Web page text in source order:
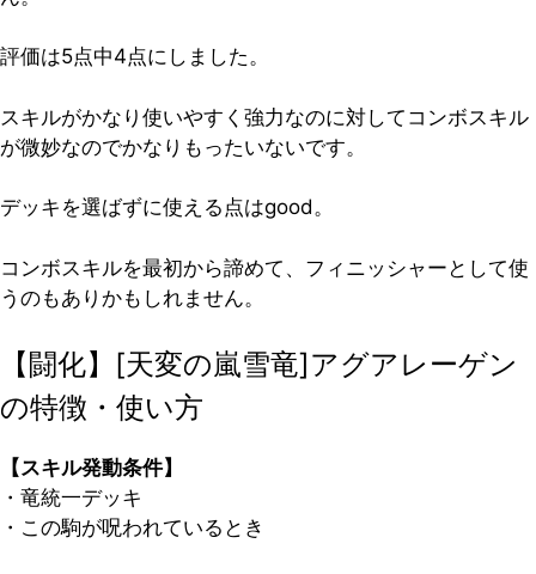
評価は5点中4点にしました。
スキルがかなり使いやすく強力なのに対してコンボスキル
が微妙なのでかなりもったいないです。
デッキを選ばずに使える点はgood。
コンボスキルを最初から諦めて、フィニッシャーとして使
うのもありかもしれません。
【闘化】[天変の嵐雪竜]アグアレーゲン
の特徴・使い方
【スキル発動条件】
・竜統一デッキ
・この駒が呪われているとき